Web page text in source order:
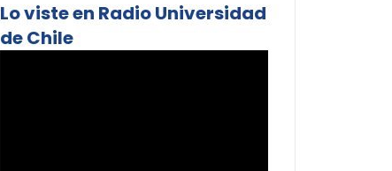
Lo viste en Radio Universidad
de Chile